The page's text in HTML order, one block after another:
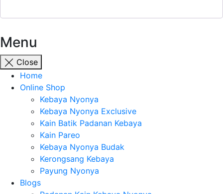
Menu
Close
Home
Online Shop
Kebaya Nyonya
Kebaya Nyonya Exclusive
Kain Batik Padanan Kebaya
Kain Pareo
Kebaya Nyonya Budak
Kerongsang Kebaya
Payung Nyonya
Blogs